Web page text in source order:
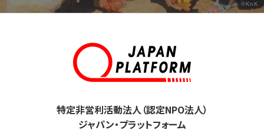
©KnK
特定非営利活動法人（認定NPO法人）
ジャパン・プラットフォーム